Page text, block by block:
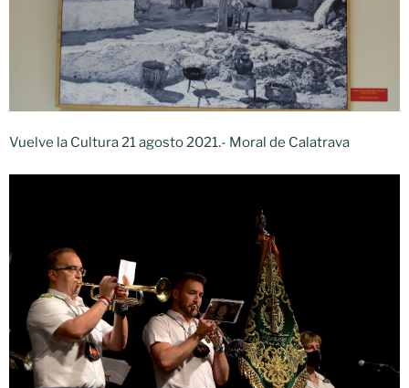
Vuelve la Cultura 21 agosto 2021.- Moral de Calatrava